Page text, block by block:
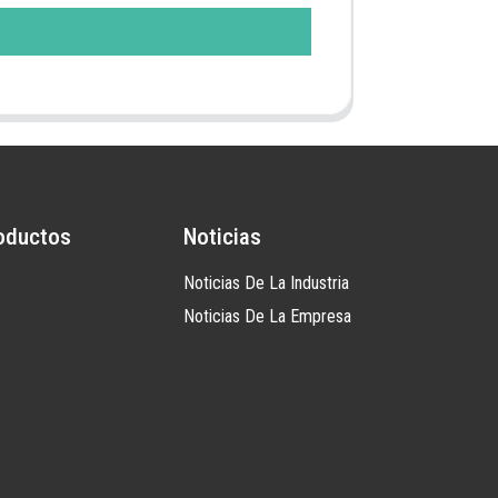
Noticias
Noticias De La Industria
Noticias De La Empresa